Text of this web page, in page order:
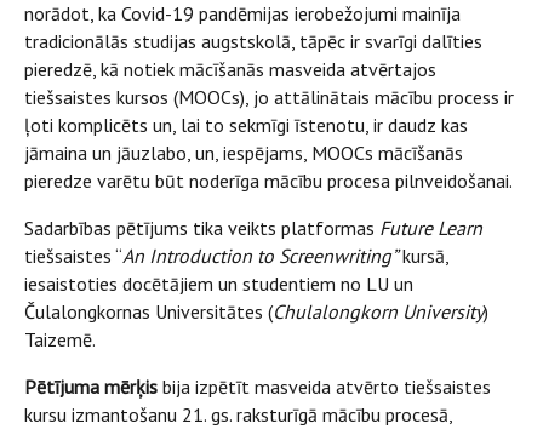
norādot, ka Covid-19 pandēmijas ierobežojumi mainīja
tradicionālās studijas augstskolā, tāpēc ir svarīgi dalīties
pieredzē, kā notiek mācīšanās masveida atvērtajos
tiešsaistes kursos (MOOCs), jo attālinātais mācību process ir
ļoti komplicēts un, lai to sekmīgi īstenotu, ir daudz kas
jāmaina un jāuzlabo, un, iespējams, MOOCs mācīšanās
pieredze varētu būt noderīga mācību procesa pilnveidošanai.
Sadarbības pētījums tika veikts platformas Future Learn
tiešsaistes “An Introduction to Screenwriting”kursā,
iesaistoties docētājiem un studentiem no LU un
Čulalongkornas Universitātes (Chulalongkorn University)
Taizemē.
Pētījuma mērķis bija izpētīt masveida atvērto tiešsaistes
kursu izmantošanu 21. gs. raksturīgā mācību procesā,